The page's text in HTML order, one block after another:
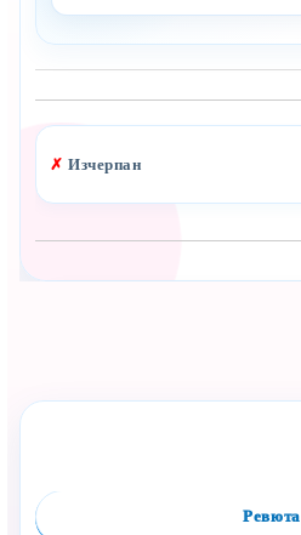
✗ Изчерпан
Ревюта